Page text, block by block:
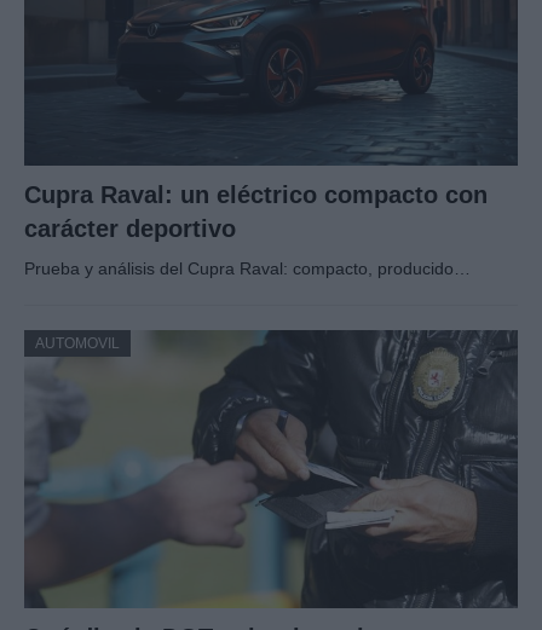
Cupra Raval: un eléctrico compacto con
carácter deportivo
Prueba y análisis del Cupra Raval: compacto, producido…
AUTOMOVIL